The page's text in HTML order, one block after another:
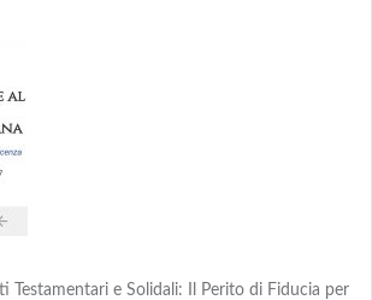
Testamentari e Solidali: Il Perito di Fiducia per